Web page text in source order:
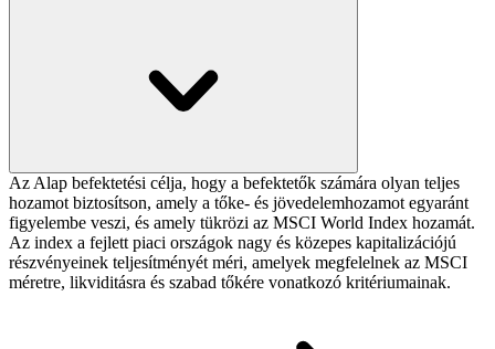
Az Alap befektetési célja, hogy a befektetők számára olyan teljes
hozamot biztosítson, amely a tőke- és jövedelemhozamot egyaránt
figyelembe veszi, és amely tükrözi az MSCI World Index hozamát.
Az index a fejlett piaci országok nagy és közepes kapitalizációjú
részvényeinek teljesítményét méri, amelyek megfelelnek az MSCI
méretre, likviditásra és szabad tőkére vonatkozó kritériumainak.